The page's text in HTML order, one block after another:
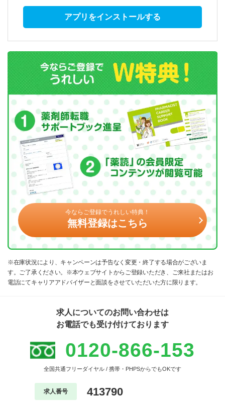
アプリをインストールする
今ならご登録でうれしい特典！
無料登録はこちら
※在庫状況により、キャンペーンは予告なく変更・終了する場合がございま
す。ご了承ください。※本ウェブサイトからご登録いただき、ご来社またはお
電話にてキャリアアドバイザーと面談をさせていただいた方に限ります。
求人についてのお問い合わせは
お電話でも受け付けております
0120-866-153
全国共通フリーダイヤル / 携帯・PHPSからでもOKです
求人番号 413790